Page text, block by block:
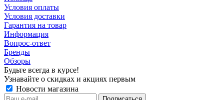
Условия оплаты
Условия доставки
Гарантия на товар
Информация
Вопрос-ответ
Бренды
Обзоры
Будьте всегда в курсе!
Узнавайте о скидках и акциях первым
Новости магазина